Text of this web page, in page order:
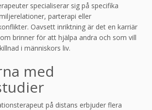
specialiserar sig på specifika
parterapi eller
Oavsett inriktning är det en karriär
brinner för att hjälpa andra och som vill
i människors liv.
med
på distans erbjuder flera